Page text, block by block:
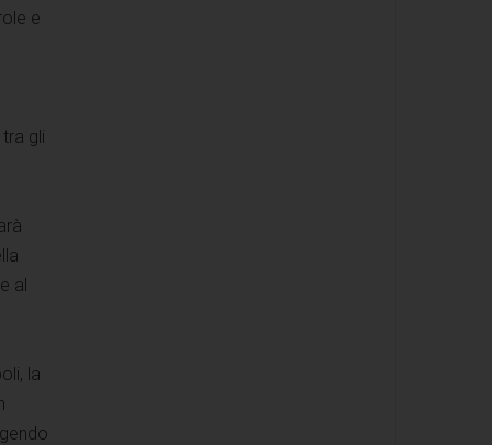
e
gli
al
la